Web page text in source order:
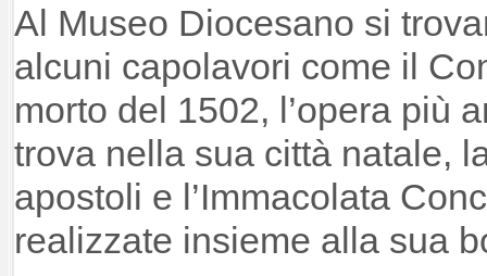
Al Museo Diocesano si
alcuni capolavori come il
morto del 1502, l’opera più
trova nella sua città natale,
apostoli e l’Immacolata
realizzate insieme alla sua